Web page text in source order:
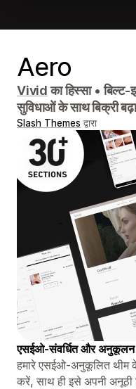
Aero
Vividका हिस्सा • बिल्ट-
सुविधाओं के साथ बिक्री
Slash Themes द्वारा
एसईओ-संवर्धित और अनुकूलन
हमारे एसईओ-अनुकूलित थीम
करें, साथ ही इसे अपनी